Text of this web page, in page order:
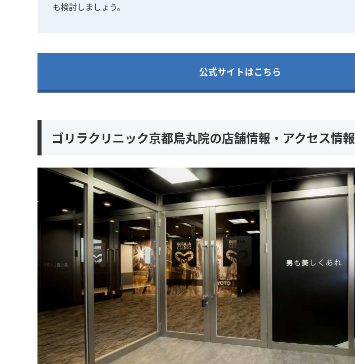
も検討しましょう。
公式サイトはこちら
ゴリラクリニック京都鳥丸院の店舗情報・アクセス情報